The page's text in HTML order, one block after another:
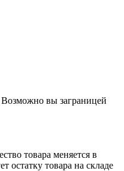
вы заграницей
товара меняется в
остатку товара на складе